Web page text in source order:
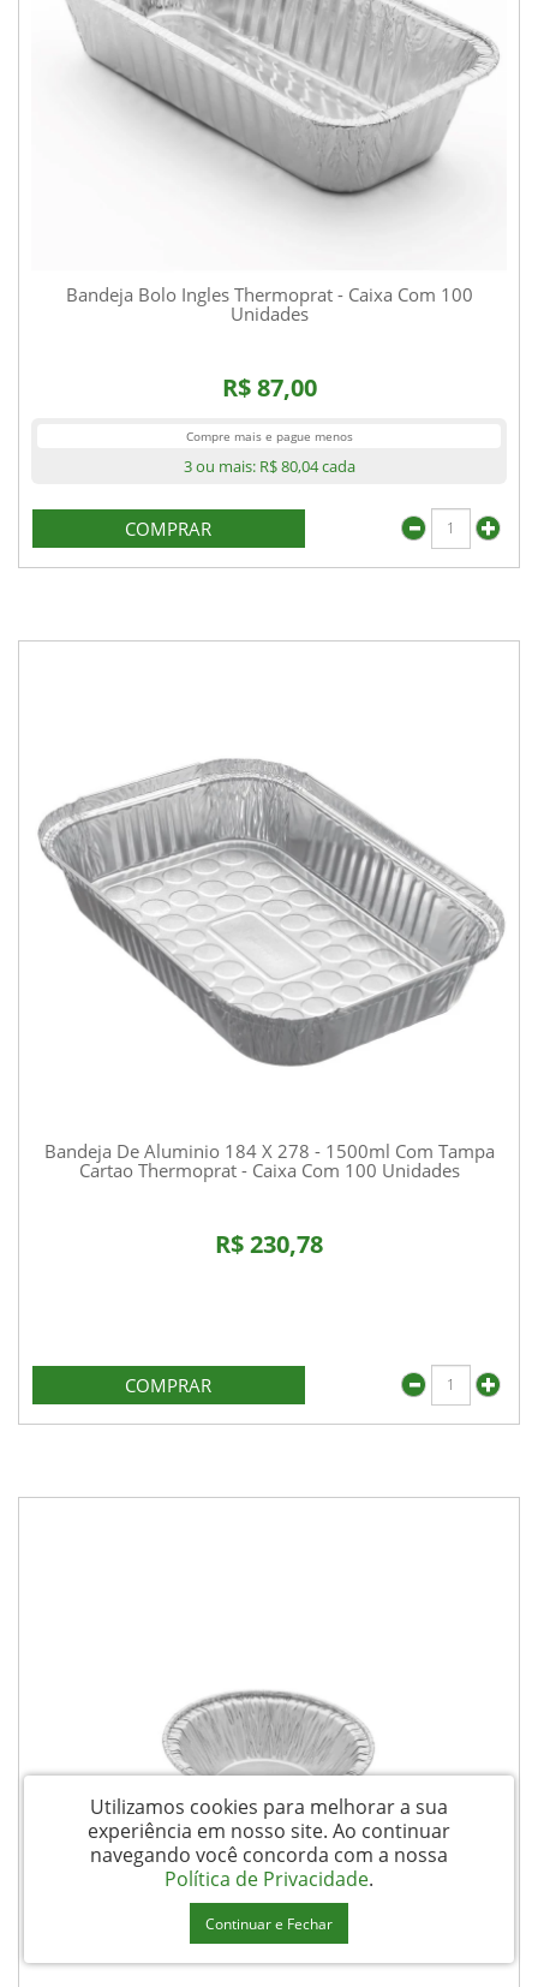
Bandeja Bolo Ingles Thermoprat - Caixa Com 100
Unidades
R$ 87,00
Compre mais e pague menos
3 ou mais: R$ 80,04cada
COMPRAR
Bandeja De Aluminio 184 X 278 - 1500ml Com Tampa
Cartao Thermoprat - Caixa Com 100 Unidades
R$ 230,78
COMPRAR
Utilizamos cookies para melhorar a sua
experiência em nosso site. Ao continuar
navegando você concorda com a nossa
Política de Privacidade.
Continuar e Fechar